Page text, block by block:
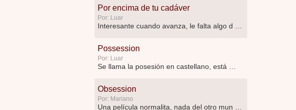
Por encima de tu cadáver
Por: Luar
Interesante cuando avanza, le falta algo d …
Possession
Por: Luar
Se llama la posesión en castellano, está …
Obsession
Por: Mariano
Una película normalita, nada del otro mun …